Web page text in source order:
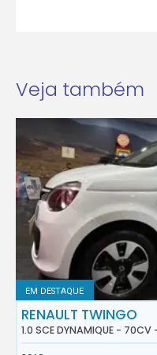
Veja também
EM DESTAQUE
RENAULT TWINGO
1.0 SCE DYNAMIQUE - 70CV